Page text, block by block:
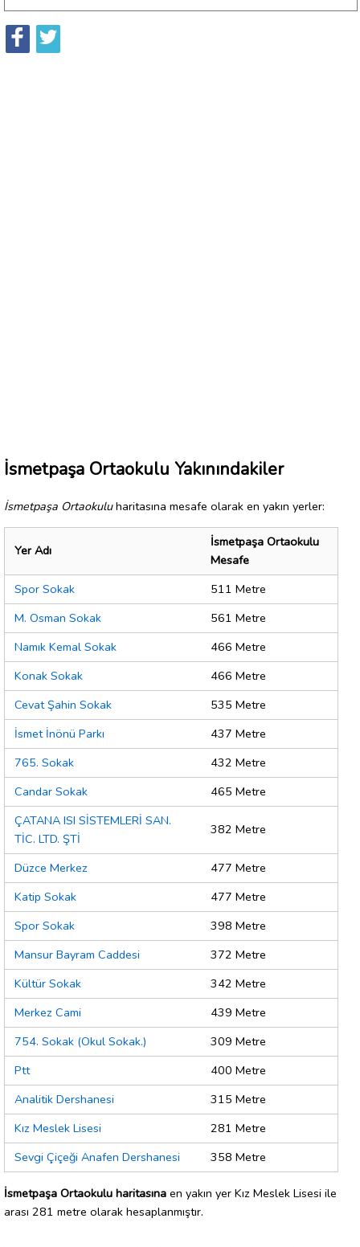
İsmetpaşa Ortaokulu Yakınındakiler
İsmetpaşa Ortaokuluharitasına mesafe olarak en yakın yerler:
Yer Adı
İsmetpaşa Ortaokulu
Mesafe
Spor Sokak
511 Metre
M. Osman Sokak
561 Metre
Namık Kemal Sokak
466 Metre
Konak Sokak
466 Metre
Cevat Şahin Sokak
535 Metre
İsmet İnönü Parkı
437 Metre
765. Sokak
432 Metre
Candar Sokak
465 Metre
ÇATANA ISI SİSTEMLERİ SAN.
TİC. LTD. ŞTİ
382 Metre
Düzce Merkez
477 Metre
Katip Sokak
477 Metre
Spor Sokak
398 Metre
Mansur Bayram Caddesi
372 Metre
Kültür Sokak
342 Metre
Merkez Cami
439 Metre
754. Sokak (Okul Sokak.)
309 Metre
Ptt
400 Metre
Analitik Dershanesi
315 Metre
Kız Meslek Lisesi
281 Metre
Sevgi Çiçeği Anafen Dershanesi
358 Metre
İsmetpaşa Ortaokulu haritasına en yakın yer Kız Meslek Lisesi ile
arası 281 metre olarak hesaplanmıştır.